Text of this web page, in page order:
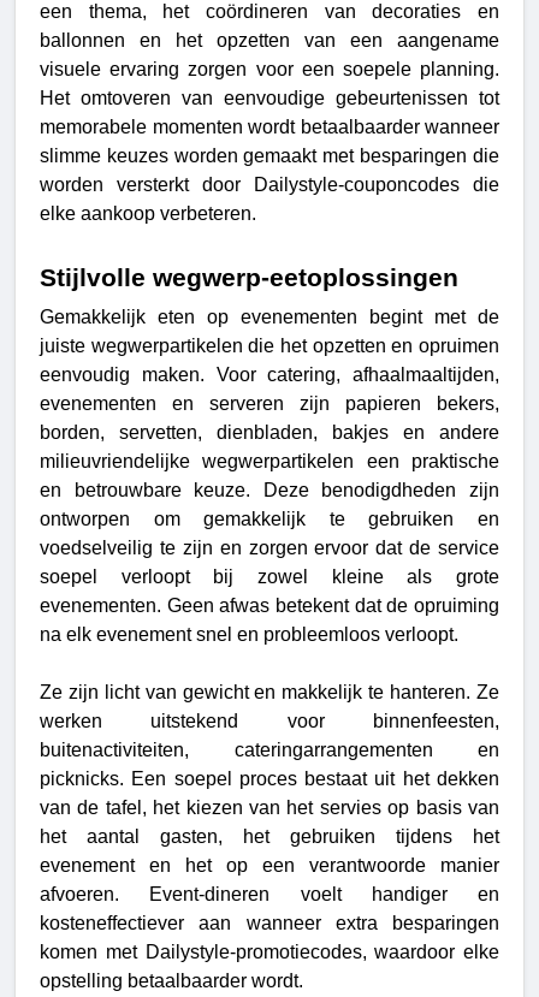
een thema, het coördineren van decoraties en
ballonnen en het opzetten van een aangename
visuele ervaring zorgen voor een soepele planning.
Het omtoveren van eenvoudige gebeurtenissen tot
memorabele momenten wordt betaalbaarder wanneer
slimme keuzes worden gemaakt met besparingen die
worden versterkt door Dailystyle-couponcodes die
elke aankoop verbeteren.
Stijlvolle wegwerp-eetoplossingen
Gemakkelijk eten op evenementen begint met de
juiste wegwerpartikelen die het opzetten en opruimen
eenvoudig maken. Voor catering, afhaalmaaltijden,
evenementen en serveren zijn papieren bekers,
borden, servetten, dienbladen, bakjes en andere
milieuvriendelijke wegwerpartikelen een praktische
en betrouwbare keuze. Deze benodigdheden zijn
ontworpen om gemakkelijk te gebruiken en
voedselveilig te zijn en zorgen ervoor dat de service
soepel verloopt bij zowel kleine als grote
evenementen. Geen afwas betekent dat de opruiming
na elk evenement snel en probleemloos verloopt.
Ze zijn licht van gewicht en makkelijk te hanteren. Ze
werken uitstekend voor binnenfeesten,
buitenactiviteiten, cateringarrangementen en
picknicks. Een soepel proces bestaat uit het dekken
van de tafel, het kiezen van het servies op basis van
het aantal gasten, het gebruiken tijdens het
evenement en het op een verantwoorde manier
afvoeren. Event-dineren voelt handiger en
kosteneffectiever aan wanneer extra besparingen
komen met Dailystyle-promotiecodes, waardoor elke
opstelling betaalbaarder wordt.